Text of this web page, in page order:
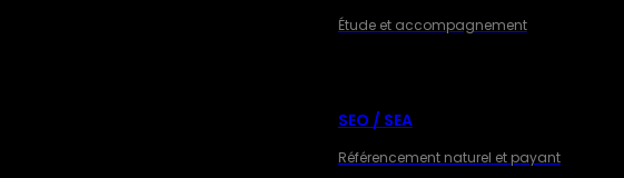
Étude et accompagnement
SEO / SEA
Référencement naturel et payant